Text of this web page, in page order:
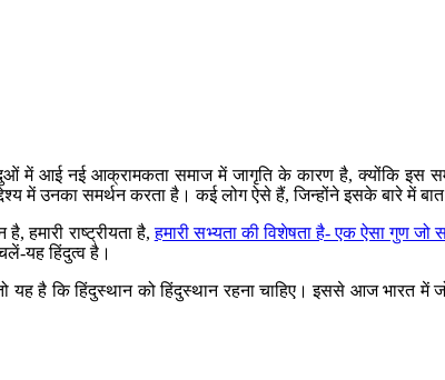
में आई नई आक्रामकता समाज में जागृति के कारण है, क्योंकि इस
में उनका समर्थन करता है। कई लोग ऐसे हैं, जिन्होंने इसके बारे में
हमारी राष्ट्रीयता है,हमारी सभ्यता की विशेषता है- एक ऐसा गुण जो
यह हिंदुत्व है।
यह है कि हिंदुस्थान को हिंदुस्थान रहना चाहिए। इससे आज भारत